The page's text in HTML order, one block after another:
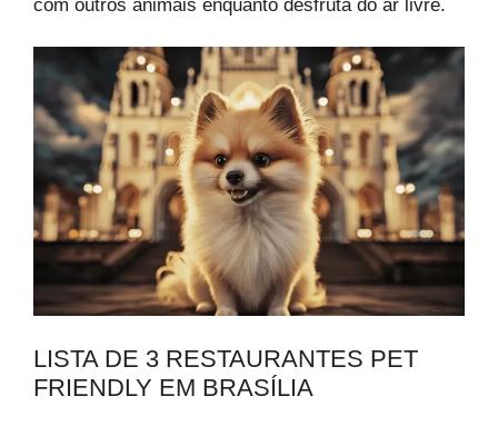
com outros animais enquanto desfruta do ar livre.
LISTA DE 3 RESTAURANTES PET
FRIENDLY EM BRASÍLIA